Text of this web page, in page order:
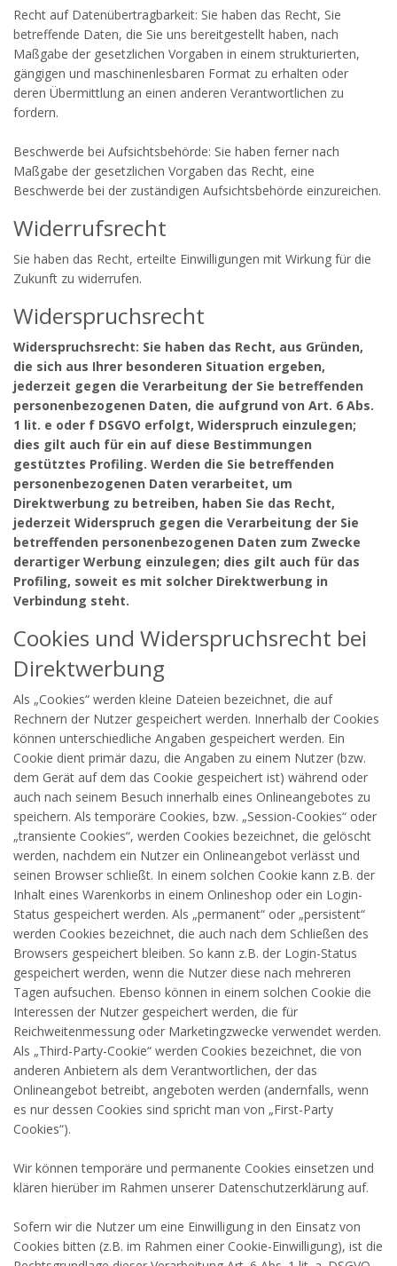
Recht auf Datenübertragbarkeit: Sie haben das Recht, Sie
betreffende Daten, die Sie uns bereitgestellt haben, nach
Maßgabe der gesetzlichen Vorgaben in einem strukturierten,
gängigen und maschinenlesbaren Format zu erhalten oder
deren Übermittlung an einen anderen Verantwortlichen zu
fordern.
Beschwerde bei Aufsichtsbehörde: Sie haben ferner nach
Maßgabe der gesetzlichen Vorgaben das Recht, eine
Beschwerde bei der zuständigen Aufsichtsbehörde einzureichen.
Widerrufsrecht
Sie haben das Recht, erteilte Einwilligungen mit Wirkung für die
Zukunft zu widerrufen.
Widerspruchsrecht
Widerspruchsrecht: Sie haben das Recht, aus Gründen,
die sich aus Ihrer besonderen Situation ergeben,
jederzeit gegen die Verarbeitung der Sie betreffenden
personenbezogenen Daten, die aufgrund von Art. 6 Abs.
1 lit. e oder f DSGVO erfolgt, Widerspruch einzulegen;
dies gilt auch für ein auf diese Bestimmungen
gestütztes Profiling. Werden die Sie betreffenden
personenbezogenen Daten verarbeitet, um
Direktwerbung zu betreiben, haben Sie das Recht,
jederzeit Widerspruch gegen die Verarbeitung der Sie
betreffenden personenbezogenen Daten zum Zwecke
derartiger Werbung einzulegen; dies gilt auch für das
Profiling, soweit es mit solcher Direktwerbung in
Verbindung steht.
Cookies und Widerspruchsrecht bei
Direktwerbung
Als „Cookies“ werden kleine Dateien bezeichnet, die auf
Rechnern der Nutzer gespeichert werden. Innerhalb der Cookies
können unterschiedliche Angaben gespeichert werden. Ein
Cookie dient primär dazu, die Angaben zu einem Nutzer (bzw.
dem Gerät auf dem das Cookie gespeichert ist) während oder
auch nach seinem Besuch innerhalb eines Onlineangebotes zu
speichern. Als temporäre Cookies, bzw. „Session-Cookies“ oder
„transiente Cookies“, werden Cookies bezeichnet, die gelöscht
werden, nachdem ein Nutzer ein Onlineangebot verlässt und
seinen Browser schließt. In einem solchen Cookie kann z.B. der
Inhalt eines Warenkorbs in einem Onlineshop oder ein Login-
Status gespeichert werden. Als „permanent“ oder „persistent“
werden Cookies bezeichnet, die auch nach dem Schließen des
Browsers gespeichert bleiben. So kann z.B. der Login-Status
gespeichert werden, wenn die Nutzer diese nach mehreren
Tagen aufsuchen. Ebenso können in einem solchen Cookie die
Interessen der Nutzer gespeichert werden, die für
Reichweitenmessung oder Marketingzwecke verwendet werden.
Als „Third-Party-Cookie“ werden Cookies bezeichnet, die von
anderen Anbietern als dem Verantwortlichen, der das
Onlineangebot betreibt, angeboten werden (andernfalls, wenn
es nur dessen Cookies sind spricht man von „First-Party
Cookies“).
Wir können temporäre und permanente Cookies einsetzen und
klären hierüber im Rahmen unserer Datenschutzerklärung auf.
Sofern wir die Nutzer um eine Einwilligung in den Einsatz von
Cookies bitten (z.B. im Rahmen einer Cookie-Einwilligung), ist die